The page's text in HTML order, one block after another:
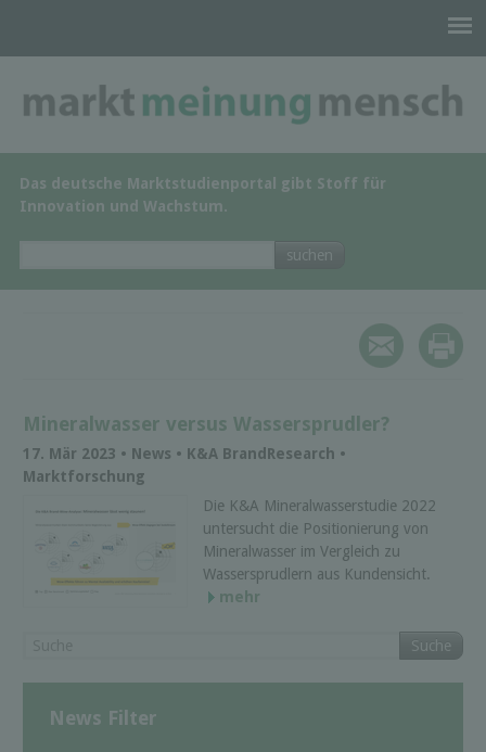
Das deutsche Marktstudienportal gibt Stoff für
Innovation und Wachstum.
Mineralwasser versus Wassersprudler?
17. Mär 2023 • News • K&A BrandResearch •
Marktforschung
Die K&A Mineralwasserstudie 2022
untersucht die Positionierung von
Mineralwasser im Vergleich zu
Wassersprudlern aus Kundensicht.
mehr
Suche
News Filter